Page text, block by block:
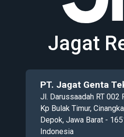
Jagat
PT. Jagat Genta
Jl. Darussaadah RT 002
Kp Bulak Timur,
Depok, Jawa Barat -
Indonesia